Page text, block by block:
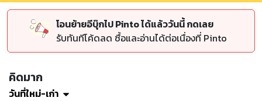
โอนย้ายอีบุ๊กไป Pinto ได้แล้ววันนี้ กดเลย
รับทันทีโค้ดลด ซื้อและอ่านได้ต่อเนื่องที่ Pinto
คิดมาก
วันที่ใหม่-เก่า